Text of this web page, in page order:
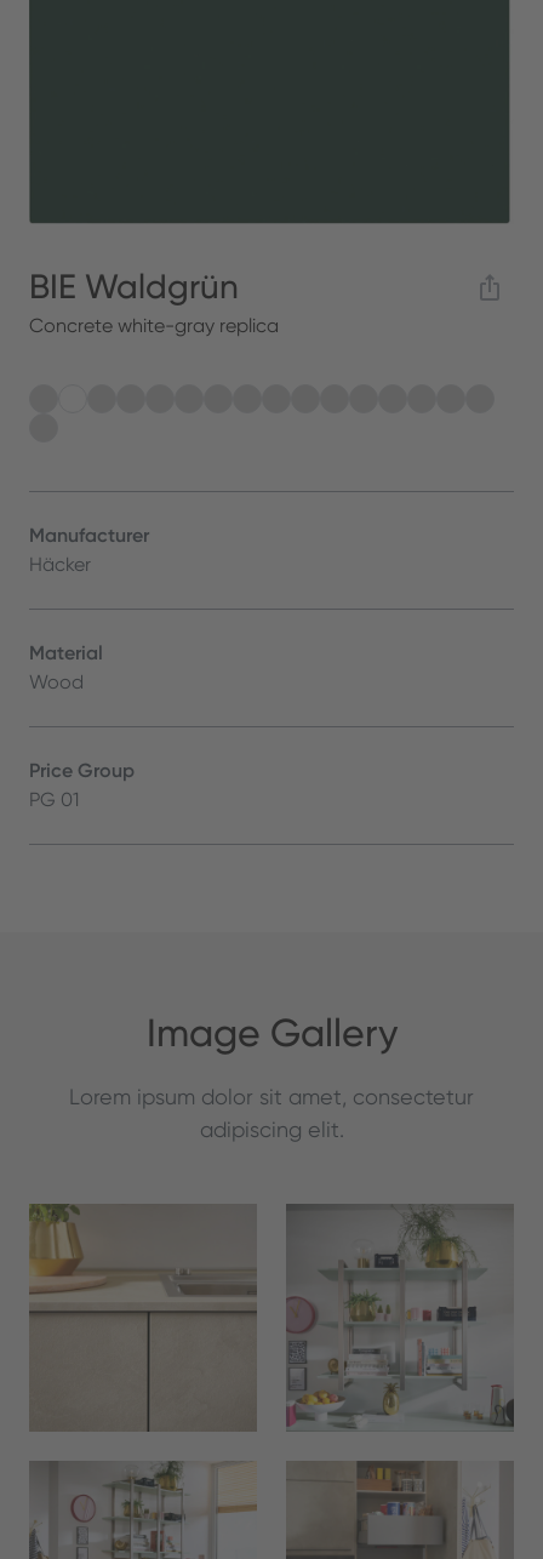
BIE Waldgrün
Concrete white-gray replica
Manufacturer
Häcker
Material
Wood
Price Group
PG 01
Image Gallery
Lorem ipsum dolor sit amet, consectetur
adipiscing elit.